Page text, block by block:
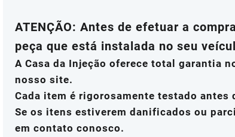
ATENÇÃO: Antes de efetuar a
peça que está instalada no seu
A Casa da Injeção oferece total garantia
nosso site.
Cada item é rigorosamente testado antes
Se os itens estiverem danificados ou
em contato conosco.